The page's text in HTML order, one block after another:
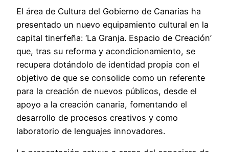
El área de Cultura del Gobierno de Canarias ha
presentado un nuevo equipamiento cultural en la
capital tinerfeña: ‘La Granja. Espacio de Creación’
que, tras su reforma y acondicionamiento, se
recupera dotándolo de identidad propia con el
objetivo de que se consolide como un referente
para la creación de nuevos públicos, desde el
apoyo a la creación canaria, fomentando el
desarrollo de procesos creativos y como
laboratorio de lenguajes innovadores.